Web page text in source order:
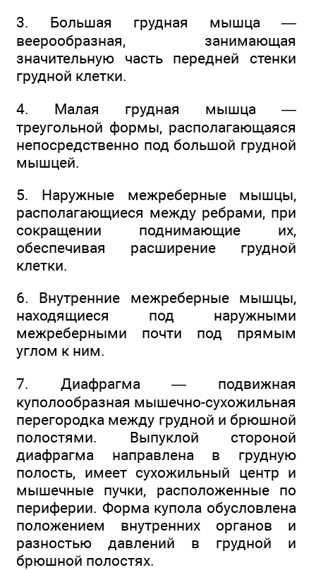
3. Большая грудная мышца —
веерообразная, занимающая
значительную часть передней стенки
грудной клетки.
4. Малая грудная мышца —
треугольной формы, располагающаяся
непосредственно под большой грудной
мышцей.
5. Наружные межреберные мышцы,
располагающиеся между ребрами, при
сокращении поднимающие их,
обеспечивая расширение грудной
клетки.
6. Внутренние межреберные мышцы,
находящиеся под наружными
межреберными почти под прямым
углом к ним.
7. Диафрагма — подвижная
куполообразная мышечно-сухожильная
перегородка между грудной и брюшной
полостями. Выпуклой стороной
диафрагма направлена в грудную
полость, имеет сухожильный центр и
мышечные пучки, расположенные по
периферии. Форма купола обусловлена
положением внутренних органов и
разностью давлений в грудной и
брюшной полостях.